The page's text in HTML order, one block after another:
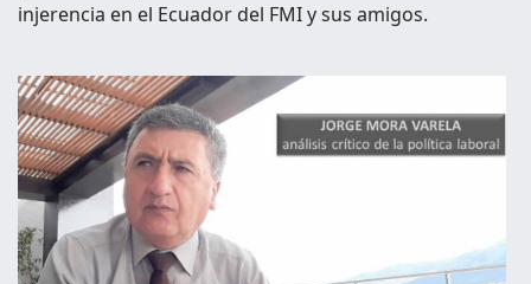
injerencia en el Ecuador del FMI y sus amigos.